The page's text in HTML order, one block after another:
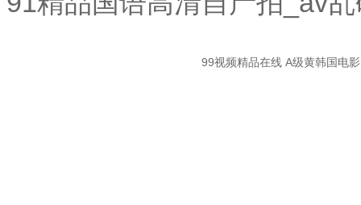
99视频精品在线 A级黄韩国电